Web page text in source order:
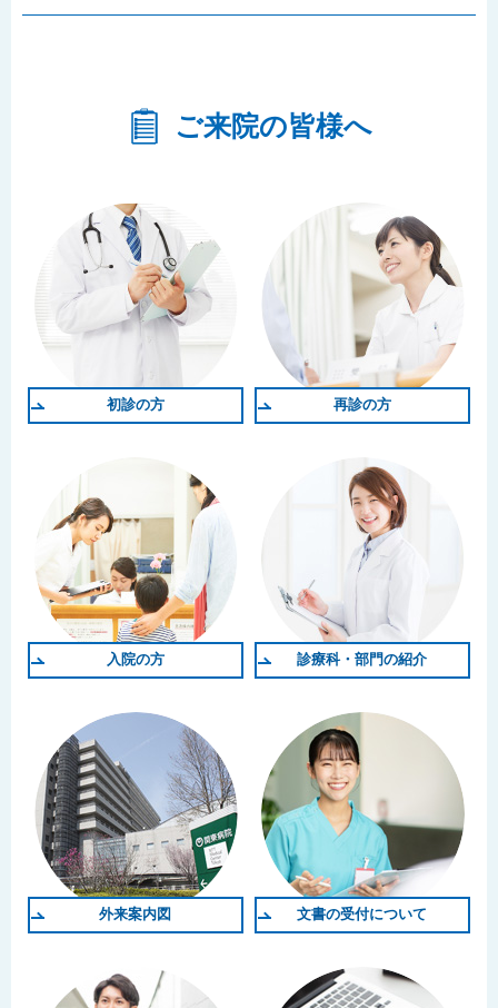
ご来院の皆様へ
初診の方 再診の方
入院の方 診療科・部門の紹介
外来案内図 文書の受付について